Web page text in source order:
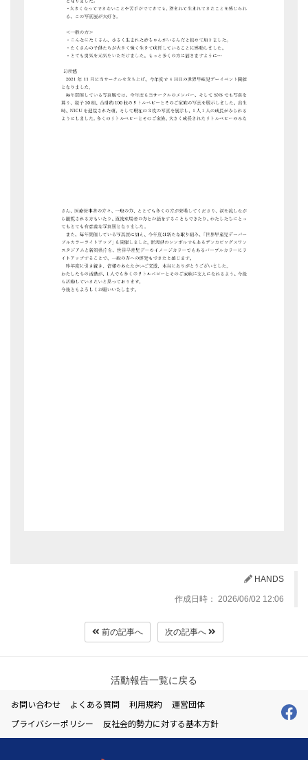
HANDS
作成日時： 2026/06/02 12:06
前の記事へ 次の記事へ
活動報告一覧に戻る
お問い合わせ よくある質問 利用規約
運営団体
プライバシーポリシー
反社会的勢力に対する基本方針